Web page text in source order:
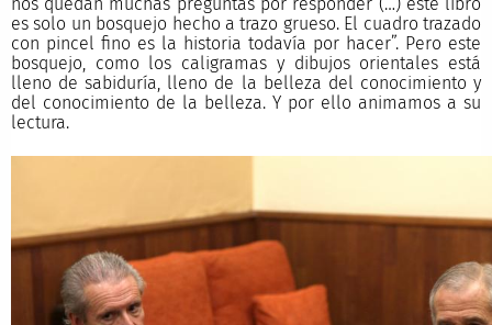
es solo un bosquejo hecho a trazo grueso. El cuadro trazado
con pincel fino es la historia todavía por hacer”. Pero este
bosquejo, como los caligramas y dibujos orientales está
lleno de sabiduría, lleno de la belleza del conocimiento y
del conocimiento de la belleza. Y por ello animamos a su
lectura.